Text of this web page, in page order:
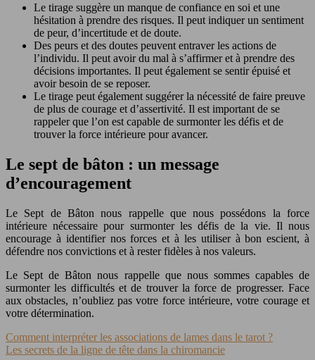
Le tirage suggère un manque de confiance en soi et une
hésitation à prendre des risques. Il peut indiquer un sentiment
de peur, d’incertitude et de doute.
Des peurs et des doutes peuvent entraver les actions de
l’individu. Il peut avoir du mal à s’affirmer et à prendre des
décisions importantes. Il peut également se sentir épuisé et
avoir besoin de se reposer.
Le tirage peut également suggérer la nécessité de faire preuve
de plus de courage et d’assertivité. Il est important de se
rappeler que l’on est capable de surmonter les défis et de
trouver la force intérieure pour avancer.
Le sept de bâton : un message
d’encouragement
Le Sept de Bâton nous rappelle que nous possédons la force
intérieure nécessaire pour surmonter les défis de la vie. Il nous
encourage à identifier nos forces et à les utiliser à bon escient, à
défendre nos convictions et à rester fidèles à nos valeurs.
Le Sept de Bâton nous rappelle que nous sommes capables de
surmonter les difficultés et de trouver la force de progresser. Face
aux obstacles, n’oubliez pas votre force intérieure, votre courage et
votre détermination.
Comment interpréter les associations de lames dans le tarot ?
Les secrets de la ligne de tête dans la chiromancie